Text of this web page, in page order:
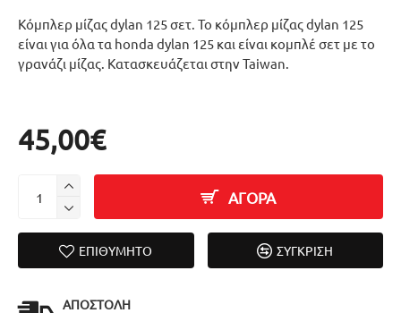
Κόμπλερ μίζας dylan 125 σετ. Το κόμπλερ μίζας dylan 125
είναι για όλα τα honda dylan 125 και είναι κομπλέ σετ με το
γρανάζι μίζας. Κατασκευάζεται στην Taiwan.
45,00€
ΑΓΟΡΑ
ΕΠΙΘΥΜΗΤΌ ΣΎΓΚΡΙΣΗ
ΑΠΟΣΤΟΛΉ